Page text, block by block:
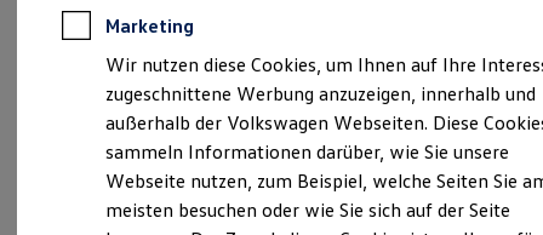
Elektroautos
ID. Tutorials
Elektrofahrzeugkonzepte
Reichweite
Reichweite der ID. Modelle
Reichweite im Winter
Laden
Laden unterwegs
info@steingruppe.de
Montag
Sonntag
Geschlossen
Marketing
Wir nutzen diese Cookies, um Ihnen auf Ihre
zugeschnittene Werbung anzuzeigen, innerhalb und
außerhalb der Volkswagen Webseiten. Diese
sammeln Informationen darüber, wie Sie unsere
Webseite nutzen, zum Beispiel, welche Seiten Sie
meisten besuchen oder wie Sie sich auf der Seite